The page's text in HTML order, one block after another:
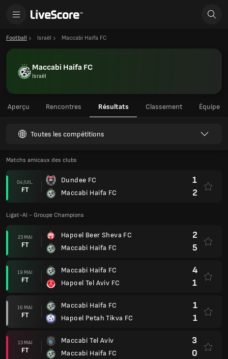
Football Israël Maccabi Haifa FC
Maccabi Haifa FC
Israël
Aperçu Rencontres Résultats Classement Équipe
Toutes les compétitions
Matchs amicaux des clubs
04 JUIL.
FT
Dundee FC
Maccabi Haifa FC
1
2
Ligat-Al - Groupe Champions
23 MAI
FT
Hapoel Beer Sheva FC
Maccabi Haifa FC
2
5
19 MAI
FT
Maccabi Haifa FC
Hapoel Tel Aviv FC
4
1
16 MAI
FT
Maccabi Haifa FC
Hapoel Petah Tikva FC
1
1
13 MAI
FT
Maccabi Tel Aviv
Maccabi Haifa FC
3
0